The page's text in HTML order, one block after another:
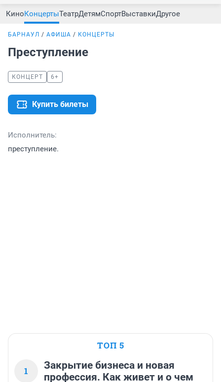
КиноКонцертыТеатрДетямСпортВыставкиДругое
БАРНАУЛ АФИША КОНЦЕРТЫ
Преступление
КОНЦЕРТ 6+
Купить билеты
Исполнитель:
преступление.
ТОП 5
1
Закрытие бизнеса и новая
профессия. Как живет и о чем